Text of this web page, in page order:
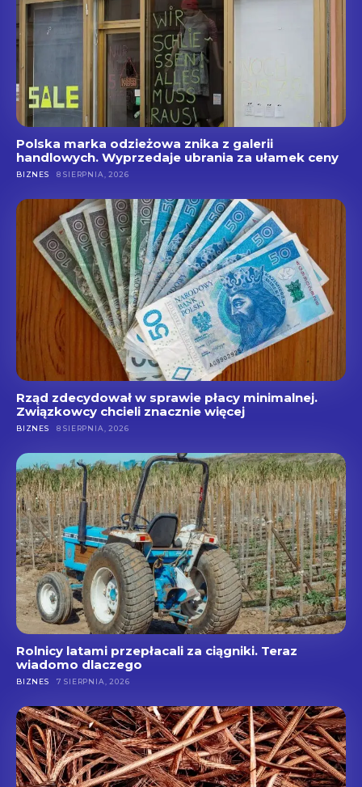
Polska marka odzieżowa znika z galerii
handlowych. Wyprzedaje ubrania za ułamek ceny
BIZNES 8 SIERPNIA, 2026
Rząd zdecydował w sprawie płacy minimalnej.
Związkowcy chcieli znacznie więcej
BIZNES 8 SIERPNIA, 2026
Rolnicy latami przepłacali za ciągniki. Teraz
wiadomo dlaczego
BIZNES 7 SIERPNIA, 2026